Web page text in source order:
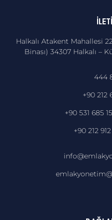
Halkalı Atakent Mahallesi
Binası) 34307 Halkalı –
444
+90 212
+90 531 685
+90 212